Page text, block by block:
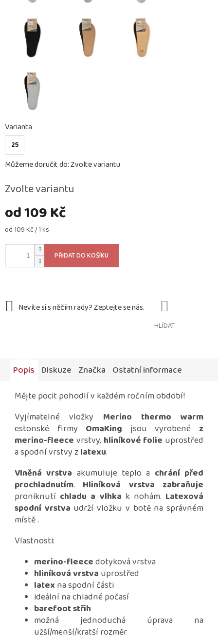
od109 Kč
Měrná
od 109 Kč / 1 ks
Zvolte variantu
Varianta
25
Můžeme doručit do:Zvolte variantu
PŘIDAT DO KOŠÍKU
HLÍDAT
Popis Diskuze Značka Ostatní informace
Mějte pocit pohodlí v každém ročním období!
Vyjímatelné vložky Merino thermo warm
estonské firmy OmaKing jsou vyrobené z
merino-fleece vrstvy, hliníkové folie uprostřed
a spodní vrstvy zlatexu.
Vlněná vrstva akumuluje teplo a chrání před
prochladnutím. Hliníková vrstva
zabraňuje
proniknutí chladu a vlhka k nohám. Latexová
spodní vrstva udrží vložku v botě na správném
místě .
Vlastnosti:
merino-fleecedotyková vrstva
hliníková vrstva uprostřed
latex na spodní části
ideální na chladné počasí
barefoot střih
možná jednoduchá úprava na
užší/menší/kratší rozměr